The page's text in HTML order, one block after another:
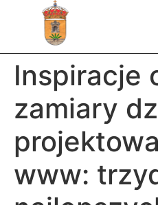
Inspiracje
zamiary
www: